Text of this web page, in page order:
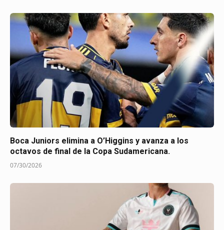
Boca Juniors elimina a O’Higgins y avanza a los
octavos de final de la Copa Sudamericana.
07/30/2026